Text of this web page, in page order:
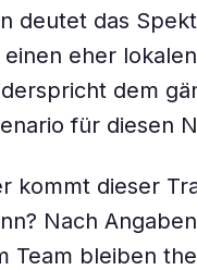
deutet das
eher
dem
für diesen
kommt dieser
Nach
Team bleiben